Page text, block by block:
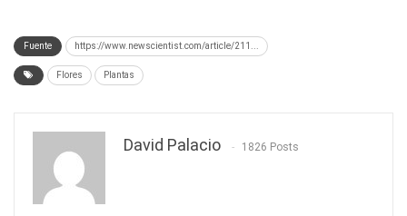
Fuente https://www.newscientist.com/article/211...
Flores Plantas
David Palacio 1826 Posts